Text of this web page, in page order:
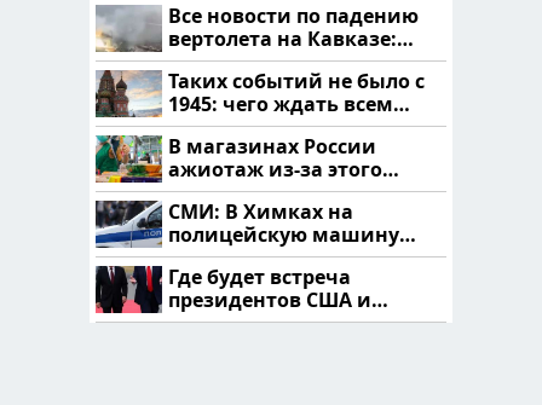
Все новости по падению
вертолета на Кавказе:
читать здесь
Таких событий не было с
1945: чего ждать всем
нам?
В магазинах России
ажиотаж из-за этого
продукта: что купить?
СМИ: В Химках на
полицейскую машину
напали и подожгли.
Где будет встреча
президентов США и
России: Европа?